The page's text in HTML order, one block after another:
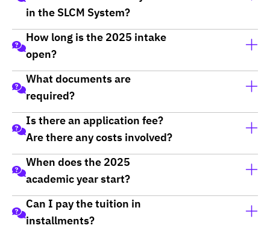
For more information, please visitDormitory Details.
in the SLCM System?
Students can learn how to check outstanding
balances and make payments
How long is the 2025 intake
open?
เปิดรับสมัครเทอม 1/2568 แล้ววันนี้ ถึง 10 สิงหาคม
2568
What documents are
required?
1.สำเนาบัตรประชาชน
2.สำเนาทะเบียนบ้าน
3.วุฒิการศึกษา (ใบเกรด ถ้าไม่มี สามารถยื่นภายหลังได้
ก่อนเปิดเทอม)
ไม่ใช้ GatPat ใช้เกรด 5- 6 เทอม ก็สมัครได้เลย และไม่
กำหนดเกรดขั้นต่ำค่ะ
Is there an application fee?
Are there any costs involved?
ไม่เสียค่าสมัครค่ะ สามารถสมัครแล้วรายงานตัวได้เลยค่ะ
โดยค่าใช้จ่ายมีดังนี้ค่ะ
1.กรณีไม่กู้ จ่ายค่าเทอมเบื้องต้นก่อน 10,000 บาทได้ที่
เหลือผ่อนจ่ายได้ค่ะ
When does the 2025
academic year start?
เปิดเทอม 1/2568 เดือนสิงหาคม 2568 (ทุกชั้นปีค่ะ)
Can I pay the tuition in
installments?